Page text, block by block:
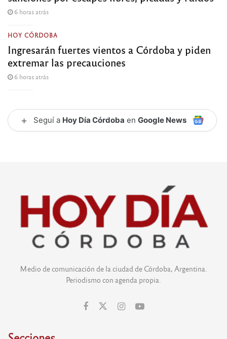
6 horas atrás
HOY CÓRDOBA
Ingresarán fuertes vientos a Córdoba y piden
extremar las precauciones
6 horas atrás
+ Seguí a Hoy Día Córdoba en Google News
Medio de comunicación de la ciudad de Córdoba, Argentina.
Periodismo con agenda propia.